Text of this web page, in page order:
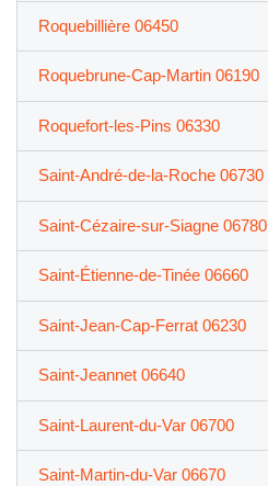
Roquebillière 06450
Roquebrune-Cap-Martin 06190
Roquefort-les-Pins 06330
Saint-André-de-la-Roche 06730
Saint-Cézaire-sur-Siagne 06780
Saint-Étienne-de-Tinée 06660
Saint-Jean-Cap-Ferrat 06230
Saint-Jeannet 06640
Saint-Laurent-du-Var 06700
Saint-Martin-du-Var 06670